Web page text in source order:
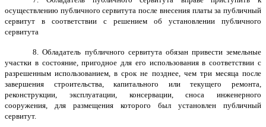
осуществлению публичного сервитута после внесения платы за публичный
сервитут в соответствии с решением об установлении публичного
сервитута
8. Обладатель публичного сервитута обязан привести земельные
участки в состояние, пригодное для его использования в соответствии с
разрешенным использованием, в срок не позднее, чем три месяца после
завершения строительства, капитального или текущего ремонта,
реконструкции, эксплуатации, консервации, сноса инженерного
сооружения, для размещения которого был установлен публичный
сервитут.